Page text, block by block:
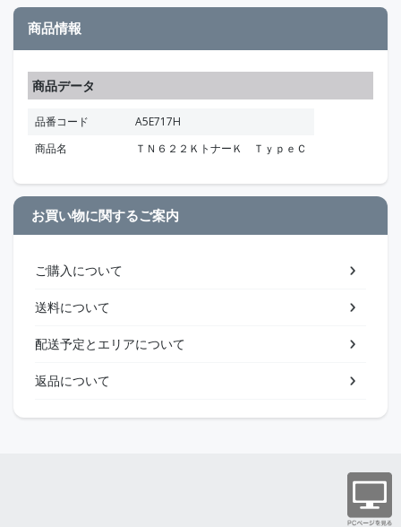
商品情報
商品データ
品番コード
A5E717H
商品名
ＴＮ６２２ＫトナーＫ ＴｙｐｅＣ
お買い物に関するご案内
ご購入について
送料について
配送予定とエリアについて
返品について